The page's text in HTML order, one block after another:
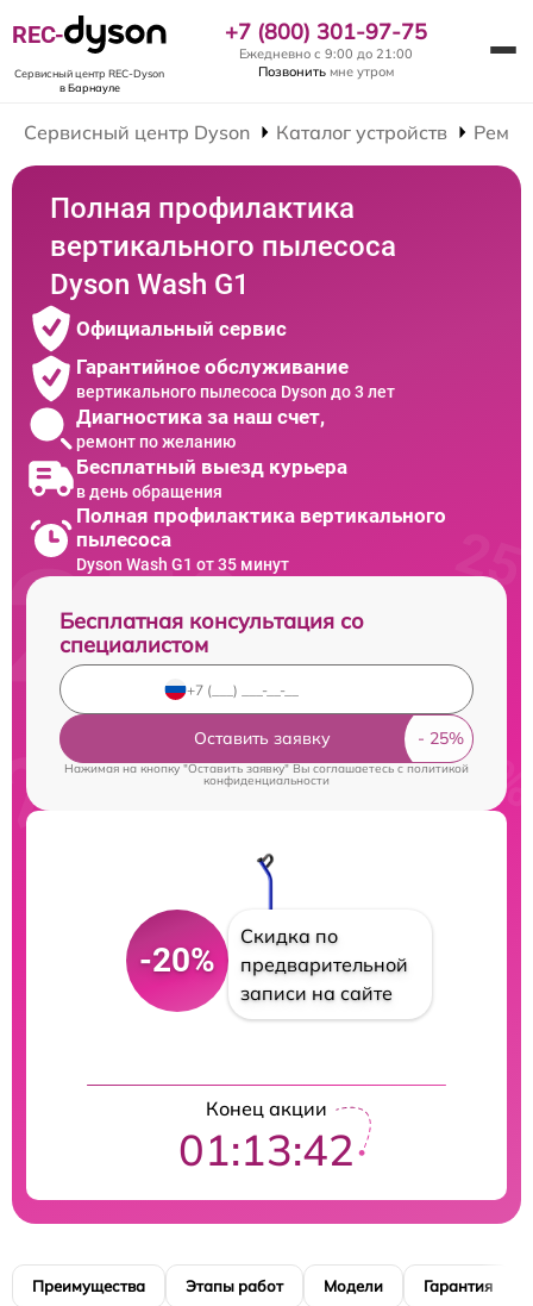
REC-
Сервисный центр REC-Dyson
в Барнауле
+7 (800) 301-97-75
Ежедневно с 9:00 до 21:00
Позвонить мне утром
Сервисный центр Dyson Каталог устройств
Полная профилактика
вертикального пылесоса
Dyson Wash G1
Официальный сервис
Гарантийное обслуживание
вертикального пылесоса Dyson до 3 лет
Диагностика за наш счет,
ремонт по желанию
Бесплатный выезд курьера
в день обращения
Полная профилактика вертикального
пылесоса
Dyson Wash G1 от 35 минут
Бесплатная консультация со
специалистом
Оставить заявку
Нажимая на кнопку "Оставить заявку" Вы соглашаетесь cполитикой
конфиденциальности
-20%
Скидка по
предварительной
записи на сайте
Конец акции
01:13:41
Преимущества Этапы работ Модели Гарантия